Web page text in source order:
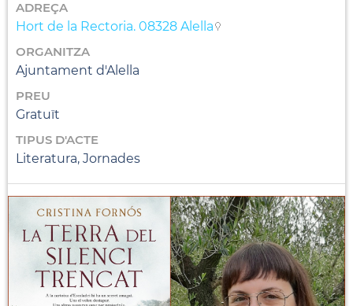
ADREÇA
Hort de la Rectoria. 08328 Alella
ORGANITZA
Ajuntament d'Alella
PREU
Gratuït
TIPUS D'ACTE
Literatura, Jornades